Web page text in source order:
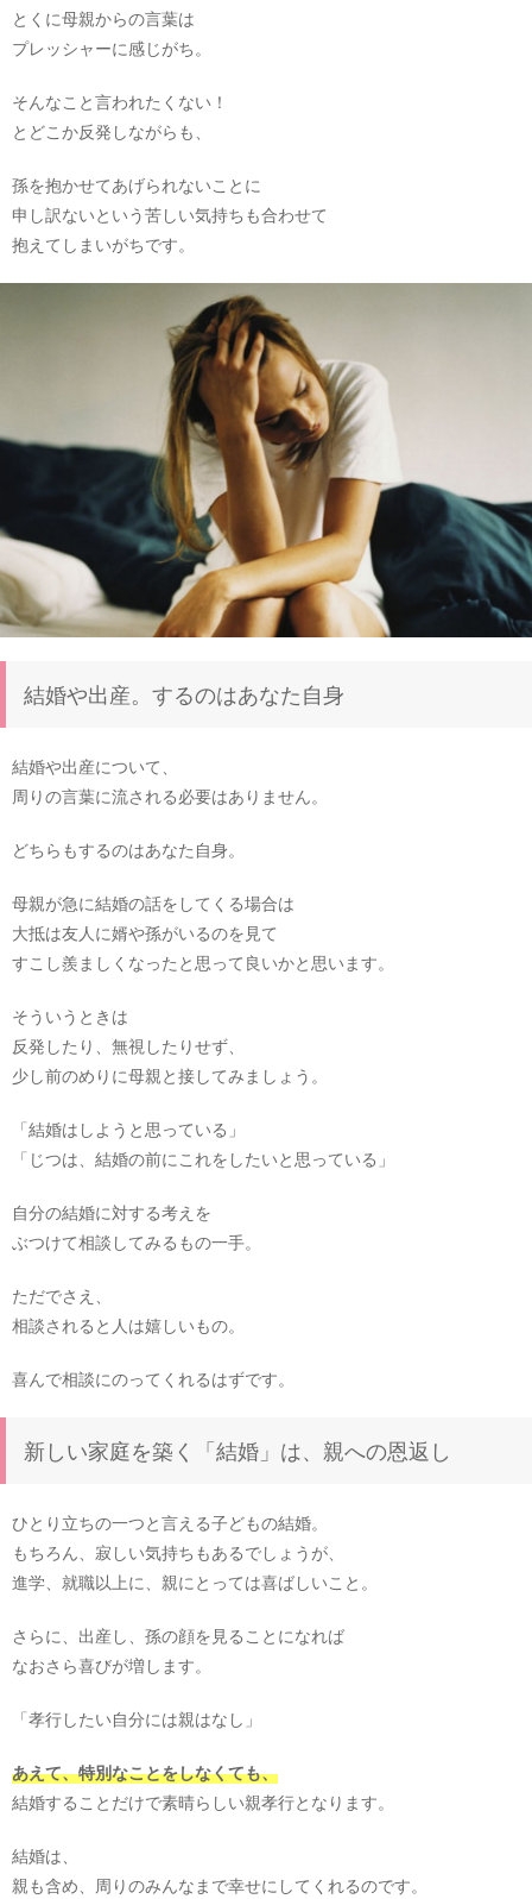
とくに母親からの言葉は
プレッシャーに感じがち。
そんなこと言われたくない！
とどこか反発しながらも、
孫を抱かせてあげられないことに
申し訳ないという苦しい気持ちも合わせて
抱えてしまいがちです。
結婚や出産。するのはあなた自身
結婚や出産について、
周りの言葉に流される必要はありません。
どちらもするのはあなた自身。
母親が急に結婚の話をしてくる場合は
大抵は友人に婿や孫がいるのを見て
すこし羨ましくなったと思って良いかと思います。
そういうときは
反発したり、無視したりせず、
少し前のめりに母親と接してみましょう。
「結婚はしようと思っている」
「じつは、結婚の前にこれをしたいと思っている」
自分の結婚に対する考えを
ぶつけて相談してみるもの一手。
ただでさえ、
相談されると人は嬉しいもの。
喜んで相談にのってくれるはずです。
新しい家庭を築く「結婚」は、親への恩返し
ひとり立ちの一つと言える子どもの結婚。
もちろん、寂しい気持ちもあるでしょうが、
進学、就職以上に、親にとっては喜ばしいこと。
さらに、出産し、孫の顔を見ることになれば
なおさら喜びが増します。
「孝行したい自分には親はなし」
あえて、特別なことをしなくても、
結婚することだけで素晴らしい親孝行となります。
結婚は、
親も含め、周りのみんなまで幸せにしてくれるのです。